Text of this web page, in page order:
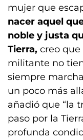
mujer que
nacer aquel
noble y justa
Tierra, creo que
militante no
siempre
un poco más
añadió que “la
paso por la
profunda